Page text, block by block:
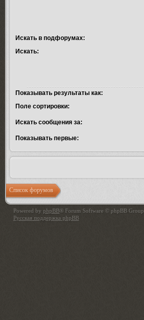
Искать в подфорумах:
Искать:
Показывать результаты как:
Поле сортировки:
Искать сообщения за:
Показывать первые:
Список форумов
Powered by phpBB® Forum Software © phpBB Group
Русская поддержка phpBB